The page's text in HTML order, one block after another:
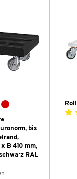
bis
B 410 mm,
RAL